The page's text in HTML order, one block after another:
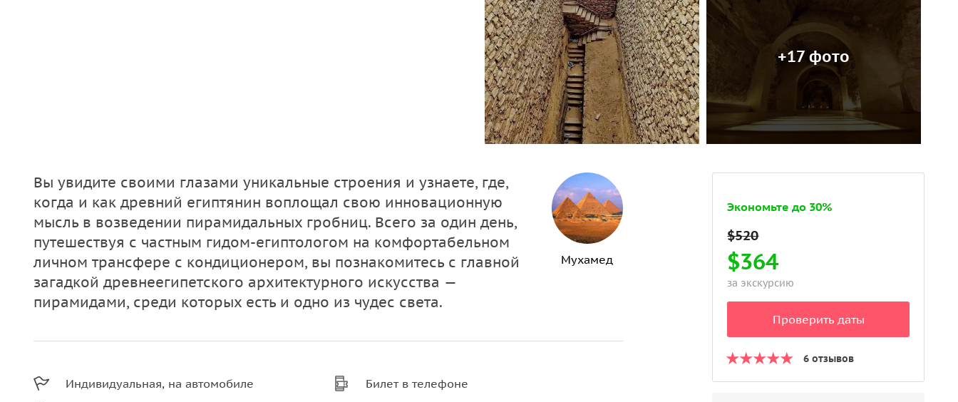
+17 фото
Вы увидите своими глазами уникальные строения и узнаете, где,
когда и как древний египтянин воплощал свою инновационную
мысль в возведении пирамидальных гробниц. Всего за один день,
путешествуя с частным гидом-египтологом на комфортабельном
личном трансфере с кондиционером, вы познакомитесь с главной
загадкой древнеегипетского архитектурного искусства —
пирамидами, среди которых есть и одно из чудес света.
Мухамед
Индивидуальная, на автомобиле
Билет в телефоне
Экономьте до 30%
$364
за экскурсию
Проверить даты
6 отзывов